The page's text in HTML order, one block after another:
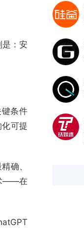
：安
条件
可提
确、
——在